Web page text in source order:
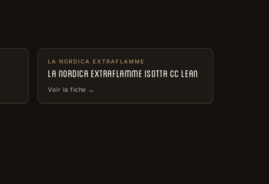
LA NORDICA EXTRAFLAMME
LA NORDICA EXTRAFLAMME ISOTTA CC LEAN
Voir la fiche →